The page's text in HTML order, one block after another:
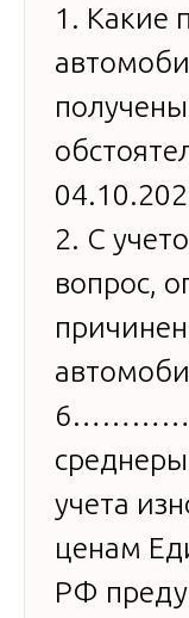
1. Какие
2. С
вопрос,
учета
ценам
РФ